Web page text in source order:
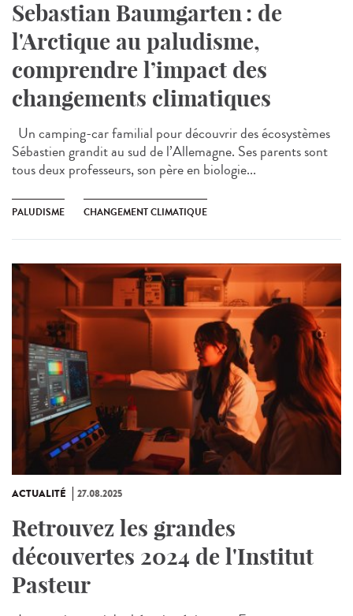
Sebastian Baumgarten : de
l'Arctique au paludisme,
comprendre l’impact des
changements climatiques
Un camping-car familial pour découvrir des écosystèmes
Sébastien grandit au sud de l’Allemagne. Ses parents sont
tous deux professeurs, son père en biologie...
PALUDISME CHANGEMENT CLIMATIQUE
ACTUALITÉ 27.08.2025
Retrouvez les grandes
découvertes 2024 de l'Institut
Pasteur